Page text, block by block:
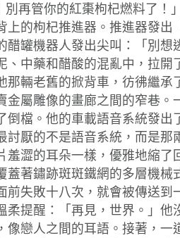
再管你的紅棗枸杞燃料了！
上的枸杞推進器。推進器發
醋罐機器人發出尖叫：「別
、中藥和醋酸的混亂中，拉開
那輛老舊的掀背車，彷彿繼
金屬雕像的畫廊之間的窄巷
倒檔。他的車載語音系統發
討厭的不是語音系統，而是
羞澀的耳朵一樣，優雅地縮
蓋著鏽跡斑斑鐵網的多層機
前失敗十八次，就會被傳送
柔提醒：「再見，世界。」
像戀人之間的耳語。接著，